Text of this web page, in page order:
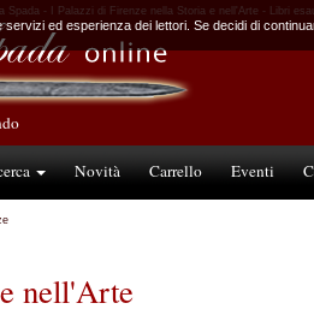
Spada - I Palazzi di Firenze nella Storia e nell'Arte - Libri
Novità Carrello Eventi
nell'Arte
ed esperienza dei lettori. Se decidi di